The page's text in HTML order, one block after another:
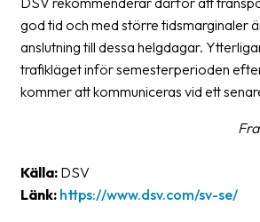
Job
&
career
Contact
us
god tid och med större tidsmarginaler
anslutning till dessa helgdagar.
trafikläget inför semesterperioden
kommer att kommuniceras vid ett
Källa: DSV
Länk: https://www.dsv.com/sv-se/